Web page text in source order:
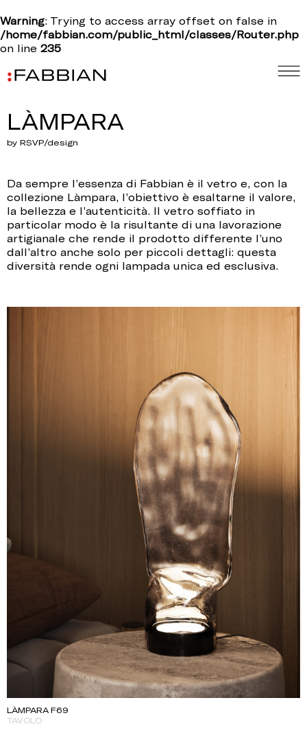
Warning: Trying to access array offset on false in
/home/fabbian.com/public_html/classes/Router.php
on line 235
LÀMPARA
by RSVP/design
Da sempre l’essenza di Fabbian è il vetro e, con la
collezione Làmpara, l’obiettivo è esaltarne il valore,
la bellezza e l’autenticità. Il vetro soffiato in
particolar modo è la risultante di una lavorazione
artigianale che rende il prodotto differente l’uno
dall’altro anche solo per piccoli dettagli: questa
diversità rende ogni lampada unica ed esclusiva.
LÀMPARA F69
TAVOLO